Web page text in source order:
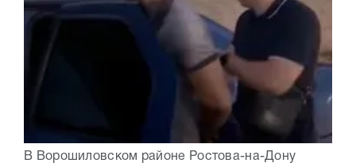
В Ворошиловском районе Ростова-на-Дону